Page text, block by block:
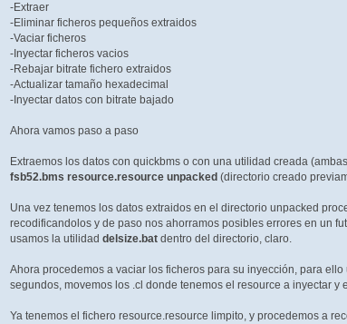
-Extraer
-Eliminar ficheros pequeños extraidos
-Vaciar ficheros
-Inyectar ficheros vacios
-Rebajar bitrate fichero extraidos
-Actualizar tamaño hexadecimal
-Inyectar datos con bitrate bajado
Ahora vamos paso a paso
Extraemos los datos con quickbms o con una utilidad creada
fsb52.bms resource.resource unpacked (directorio creado
Una vez tenemos los datos extraidos en el directorio unpacked
recodificandolos y de paso nos ahorramos posibles errores en un
usamos la utilidad delsize.batdentro del directorio, claro.
Ahora procedemos a vaciar los ficheros para su inyección, para ello
segundos, movemos los .cl donde tenemos el resource a inyectar y
Ya tenemos el fichero resource.resource limpito, y procedemos a